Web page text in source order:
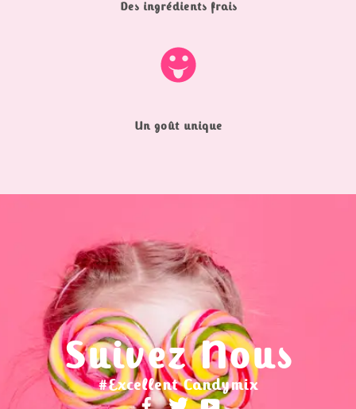
Des ingrédients frais
Un goût unique
Suivez Nous
#Excellent Candymix